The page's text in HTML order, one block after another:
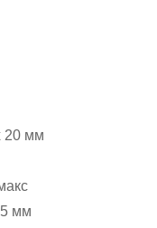
20 мм
мм